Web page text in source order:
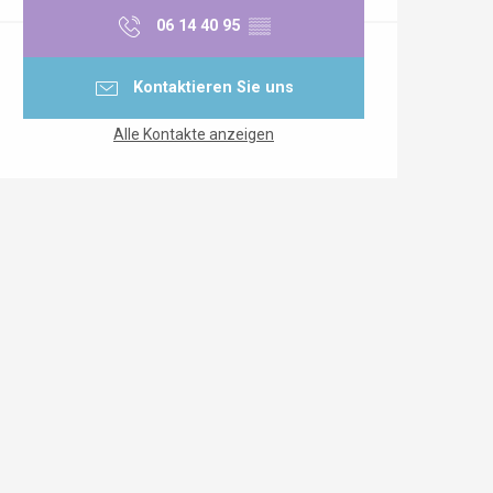
06 14 40 95 ▒▒
Kontaktieren Sie uns
Alle Kontakte anzeigen